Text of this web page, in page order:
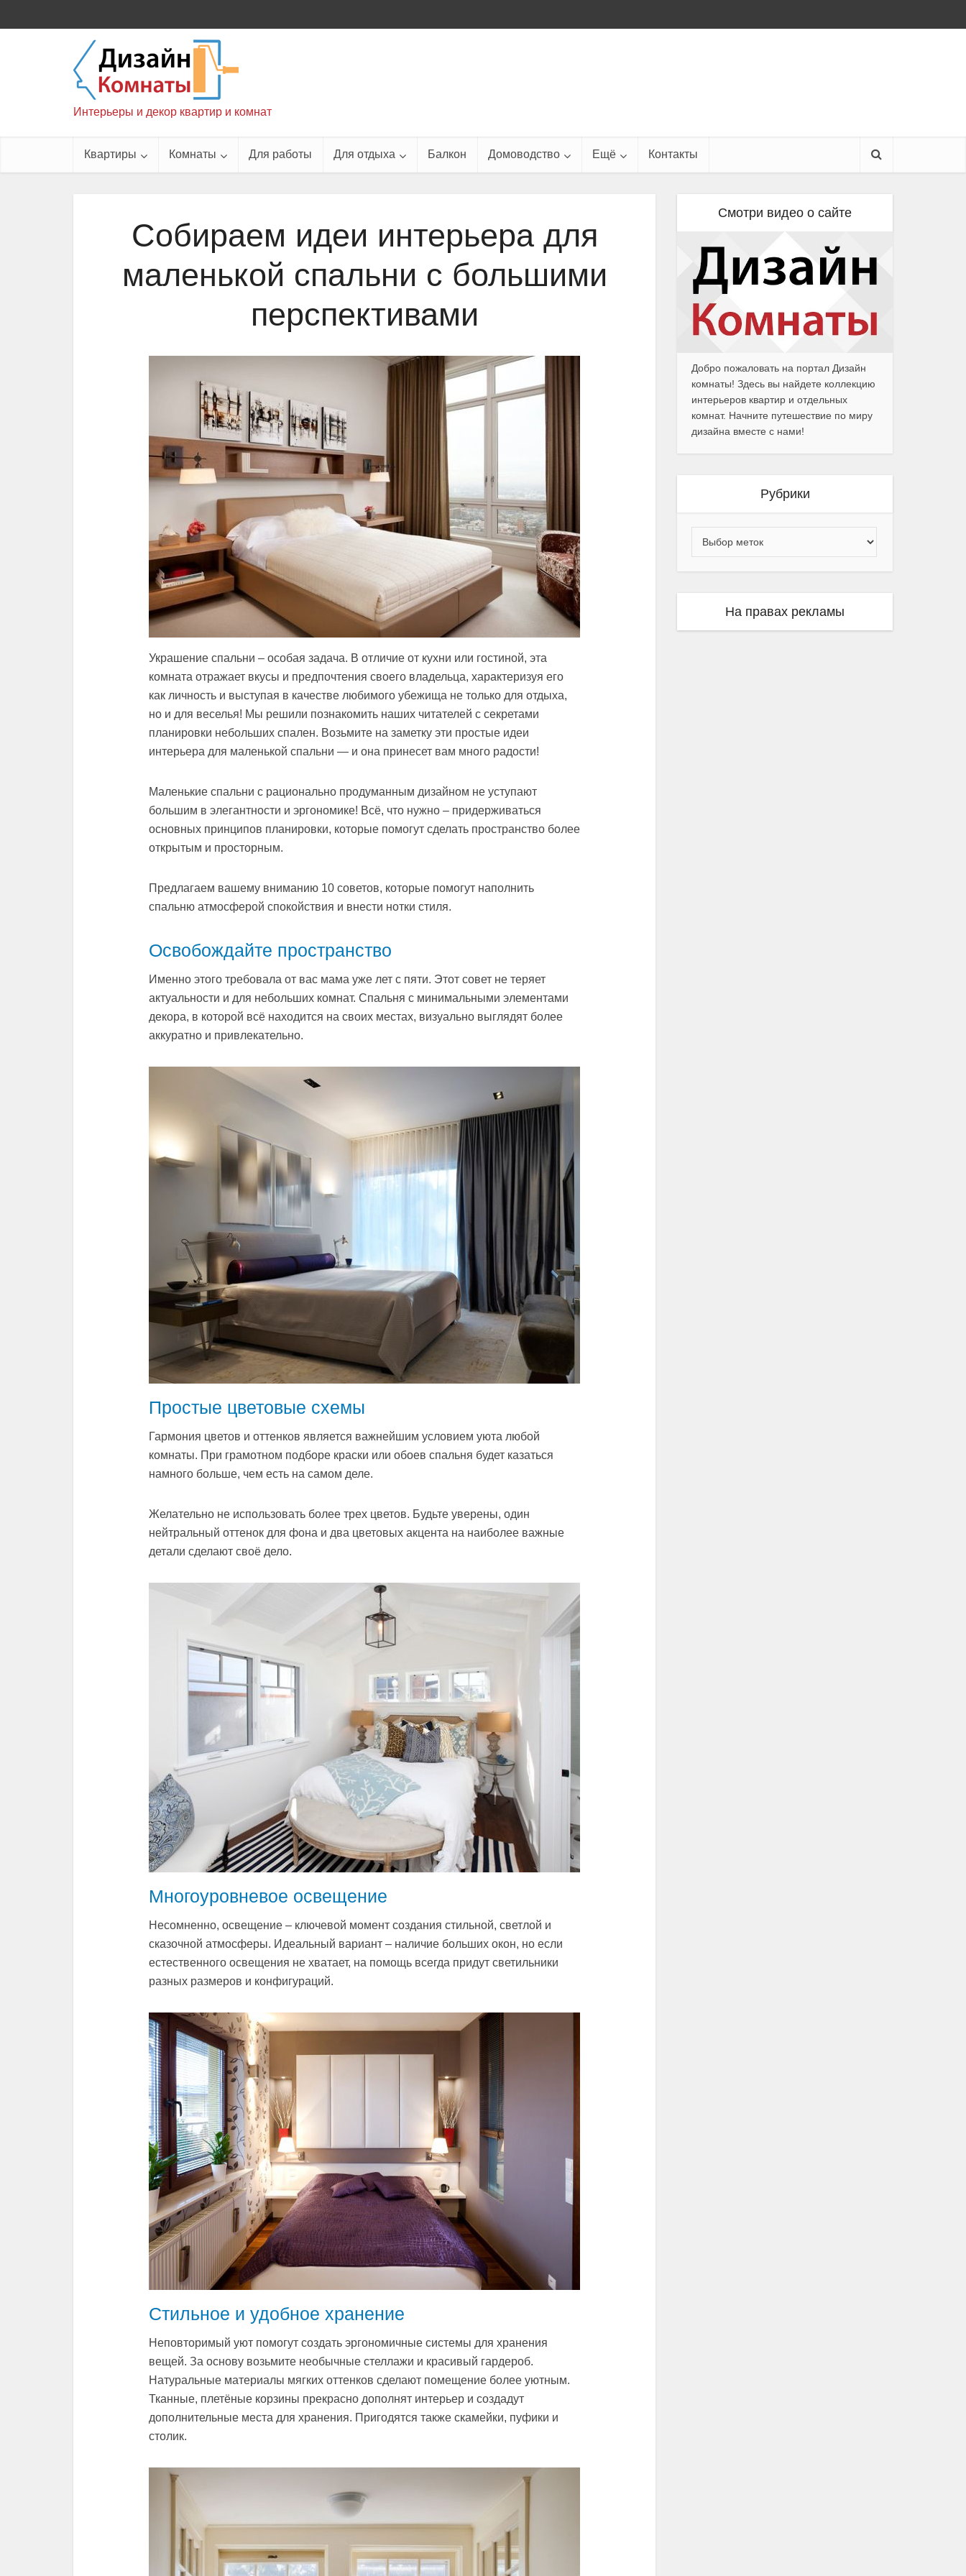
Интерьеры и декор квартир и комнат
Квартиры Комнаты Для работы Для отдыха Балкон Домоводство Ещё Контакты
Собираем идеи интерьера для
маленькой спальни с большими
перспективами
Украшение спальни – особая задача. В отличие от кухни или гостиной, эта
комната отражает вкусы и предпочтения своего владельца, характеризуя его
как личность и выступая в качестве любимого убежища не только для отдыха,
но и для веселья! Мы решили познакомить наших читателей с секретами
планировки небольших спален. Возьмите на заметку эти простые идеи
интерьера для маленькой спальни — и она принесет вам много радости!
Маленькие спальни с рационально продуманным дизайном не уступают
большим в элегантности и эргономике! Всё, что нужно – придерживаться
основных принципов планировки, которые помогут сделать пространство более
открытым и просторным.
Предлагаем вашему вниманию 10 советов, которые помогут наполнить
спальню атмосферой спокойствия и внести нотки стиля.
Освобождайте пространство
Именно этого требовала от вас мама уже лет с пяти. Этот совет не теряет
актуальности и для небольших комнат. Спальня с минимальными элементами
декора, в которой всё находится на своих местах, визуально выглядят более
аккуратно и привлекательно.
Простые цветовые схемы
Гармония цветов и оттенков является важнейшим условием уюта любой
комнаты. При грамотном подборе краски или обоев спальня будет казаться
намного больше, чем есть на самом деле.
Желательно не использовать более трех цветов. Будьте уверены, один
нейтральный оттенок для фона и два цветовых акцента на наиболее важные
детали сделают своё дело.
Многоуровневое освещение
Несомненно, освещение – ключевой момент создания стильной, светлой и
сказочной атмосферы. Идеальный вариант – наличие больших окон, но если
естественного освещения не хватает, на помощь всегда придут светильники
разных размеров и конфигураций.
Стильное и удобное хранение
Неповторимый уют помогут создать эргономичные системы для хранения
вещей. За основу возьмите необычные стеллажи и красивый гардероб.
Натуральные материалы мягких оттенков сделают помещение более уютным.
Тканные, плетёные корзины прекрасно дополнят интерьер и создадут
дополнительные места для хранения. Пригодятся также скамейки, пуфики и
столик.
Смотри видео о сайте
Добро пожаловать на портал Дизайн
комнаты! Здесь вы найдете коллекцию
интерьеров квартир и отдельных
комнат. Начните путешествие по миру
дизайна вместе с нами!
Рубрики
На правах рекламы